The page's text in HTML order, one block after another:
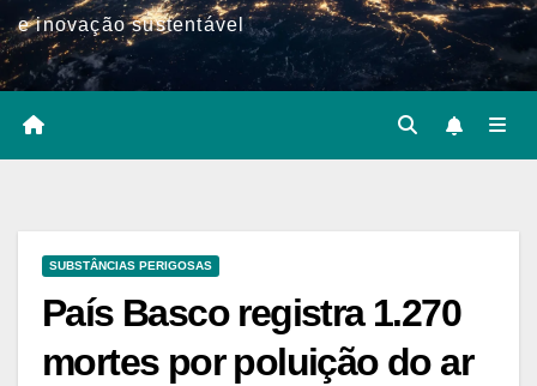
e inovação sustentável
SUBSTÂNCIAS PERIGOSAS
País Basco registra 1.270
mortes por poluição do ar